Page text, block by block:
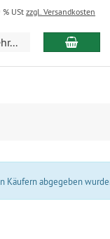
UStzzgl. Versandkosten
In den
Käufern abgegeben